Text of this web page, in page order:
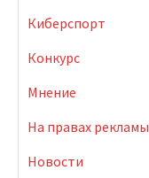
Киберспорт
Конкурс
Мнение
На правах рекламы
Новости